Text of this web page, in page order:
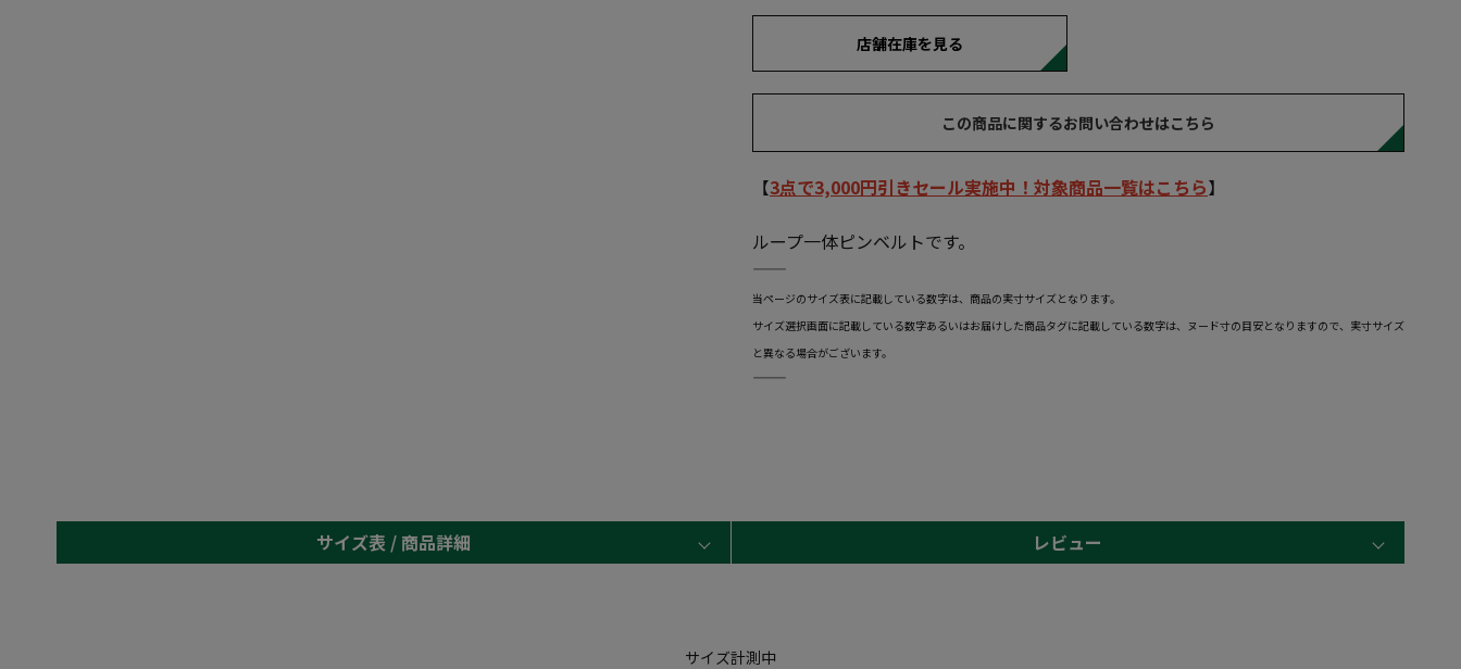
店舗在庫を見る
この商品に関するお問い合わせはこちら
【3点で3,000円引きセール実施中！対象商品一覧はこちら】
ループ一体ピンベルトです。
―――――――――――――――――――――――
当ページのサイズ表に記載している数字は、商品の実寸サイズとなります。
サイズ選択画面に記載している数字あるいはお届けした商品タグに記載している数字は、ヌード寸の目安となりますので、実寸サイズ
と異なる場合がございます。
―――――――――――――――――――――――
サイズ表 / 商品詳細 レビュー
サイズ計測中